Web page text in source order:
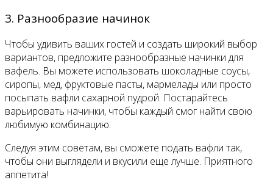
3. Разнообразие начинок
Чтобы удивить ваших гостей и создать широкий выбор
вариантов, предложите разнообразные начинки для
вафель. Вы можете использовать шоколадные соусы,
сиропы, мед, фруктовые пасты, мармелады или просто
посыпать вафли сахарной пудрой. Постарайтесь
варьировать начинки, чтобы каждый смог найти свою
любимую комбинацию.
Следуя этим советам, вы сможете подать вафли так,
чтобы они выглядели и вкусили еще лучше. Приятного
аппетита!